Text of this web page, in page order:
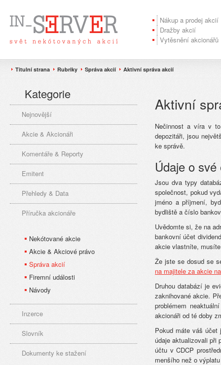
Nákup a prodej akcií
Dražby akcií
Vytěsnění akcionářů
Titulní strana Rubriky Správa akcií Aktivní správa akcií
Aktivní
Nečinnost a víra v
depozitáři, jsou
ke správě.
Údaje o
Jsou dva typy
společnost, pokud
jméno a příjmení,
bydliště a číslo
Uvědomte si, že na
bankovní účet
akcie vlastníte,
Že jste se dosud se
na majitele za akcie
Druhou databází je
zaknihované akcie.
problémem
akcionáři od té doby
Pokud máte váš účet
údaje aktualizovali při
účtu v CDCP
menšího než o
Kategorie
Nejnovější
Akcie & Akcionáři
Komentáře & Reporty
Emitent
Přehledy & Data
Příručka akcionáře
Nekótované akcie
Akcie & Akciové právo
Správa akcií
Firemní události
Návody
Inzerce
Slovník
Dokumenty ke stažení